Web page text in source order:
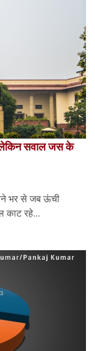
लेकिन सवाल जस के
भर से जब ऊंची
काट रहे...